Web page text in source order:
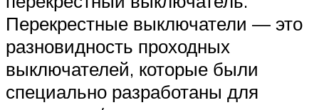
Перекрестные выключатели — это
разновидность проходных
выключателей, которые были
специально разработаны для